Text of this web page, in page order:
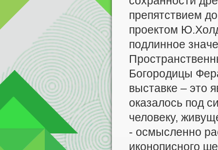
препятствием
проектом
подлинное
Богородицы
выставке – это
оказалось под
человеку,
- осмысленно
иконописного